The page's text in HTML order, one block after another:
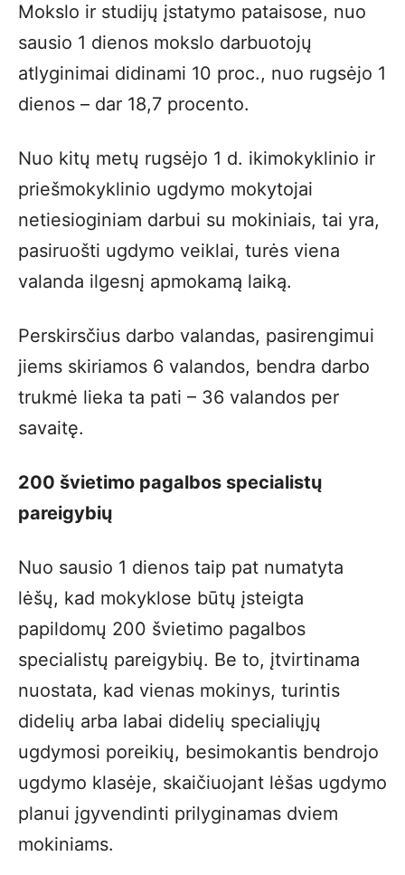
Mokslo ir studijų įstatymo pataisose, nuo
sausio 1 dienos mokslo darbuotojų
atlyginimai didinami 10 proc., nuo rugsėjo 1
dienos – dar 18,7 procento.
Nuo kitų metų rugsėjo 1 d. ikimokyklinio ir
priešmokyklinio ugdymo mokytojai
netiesioginiam darbui su mokiniais, tai yra,
pasiruošti ugdymo veiklai, turės viena
valanda ilgesnį apmokamą laiką.
Perskirsčius darbo valandas, pasirengimui
jiems skiriamos 6 valandos, bendra darbo
trukmė lieka ta pati – 36 valandos per
savaitę.
200 švietimo pagalbos specialistų
pareigybių
Nuo sausio 1 dienos taip pat numatyta
lėšų, kad mokyklose būtų įsteigta
papildomų 200 švietimo pagalbos
specialistų pareigybių. Be to, įtvirtinama
nuostata, kad vienas mokinys, turintis
didelių arba labai didelių specialiųjų
ugdymosi poreikių, besimokantis bendrojo
ugdymo klasėje, skaičiuojant lėšas ugdymo
planui įgyvendinti prilyginamas dviem
mokiniams.